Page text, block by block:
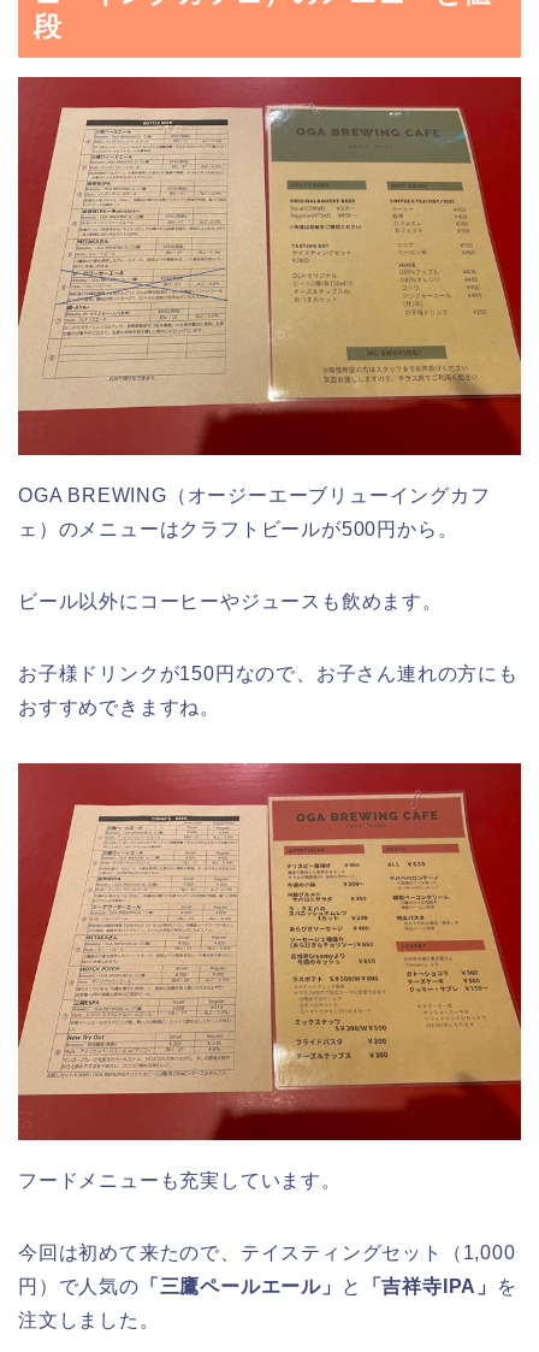
段
OGA BREWING（オージーエーブリューイングカフ
ェ）のメニューはクラフトビールが500円から。
ビール以外にコーヒーやジュースも飲めます。
お子様ドリンクが150円なので、お子さん連れの方にも
おすすめできますね。
フードメニューも充実しています。
今回は初めて来たので、テイスティングセット（1,000
円）で人気の 「三鷹ペールエール」 と 「吉祥寺IPA」
を
注文しました。